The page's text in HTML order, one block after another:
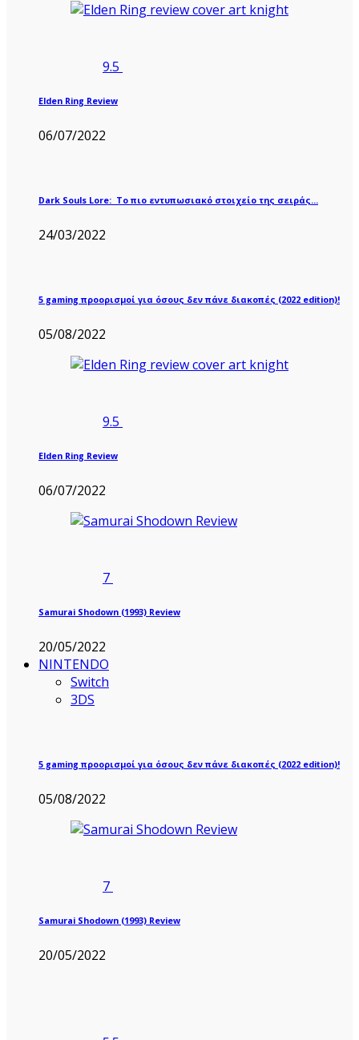
9.5
Elden Ring Review
06/07/2022
Dark Souls Lore: Το πιο εντυπωσιακό στοιχείο της σειράς…
24/03/2022
5 gaming προορισμοί για όσους δεν πάνε διακοπές (2022 edition)!
05/08/2022
9.5
Elden Ring Review
06/07/2022
7
Samurai Shodown (1993) Review
20/05/2022
NINTENDO
Switch
3DS
5 gaming προορισμοί για όσους δεν πάνε διακοπές (2022 edition)!
05/08/2022
7
Samurai Shodown (1993) Review
20/05/2022